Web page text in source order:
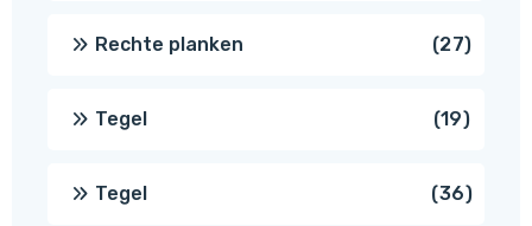
Rechte planken 2727
Tegel 1919
Tegel 3636